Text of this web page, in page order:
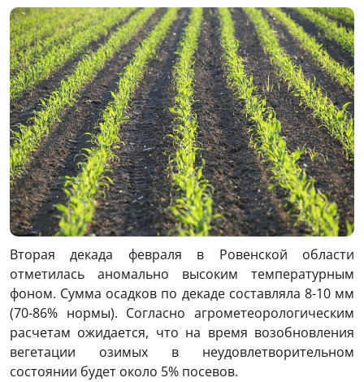
Вторая декада февраля в Ровенской области
отметилась аномально высоким температурным
фоном. Сумма осадков по декаде составляла 8-10 мм
(70-86% нормы). Согласно агрометеорологическим
расчетам ожидается, что на время возобновления
вегетации озимых в неудовлетворительном
состоянии будет около 5% посевов.